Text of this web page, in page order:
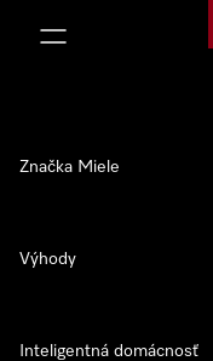
Značka Miele
Výhody
Inteligentná domácnosť